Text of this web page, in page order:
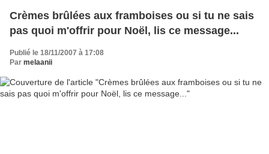
Crèmes brûlées aux framboises ou si tu ne sais
pas quoi m'offrir pour Noël, lis ce message...
Publié le 18/11/2007 à 17:08
Par melaanii